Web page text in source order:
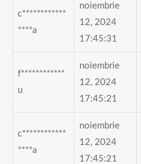
c************
****a
noiembrie
12, 2024
17:45:31
f************
u
noiembrie
12, 2024
17:45:21
c************
****a
noiembrie
12, 2024
17:45:21